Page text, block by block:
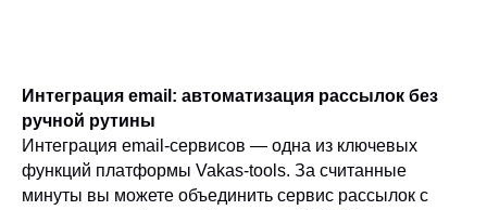
Интеграция email: автоматизация рассылок без
ручной рутины
Интеграция email-сервисов — одна из ключевых
функций платформы Vakas-tools. За считанные
минуты вы можете объединить сервис рассылок с